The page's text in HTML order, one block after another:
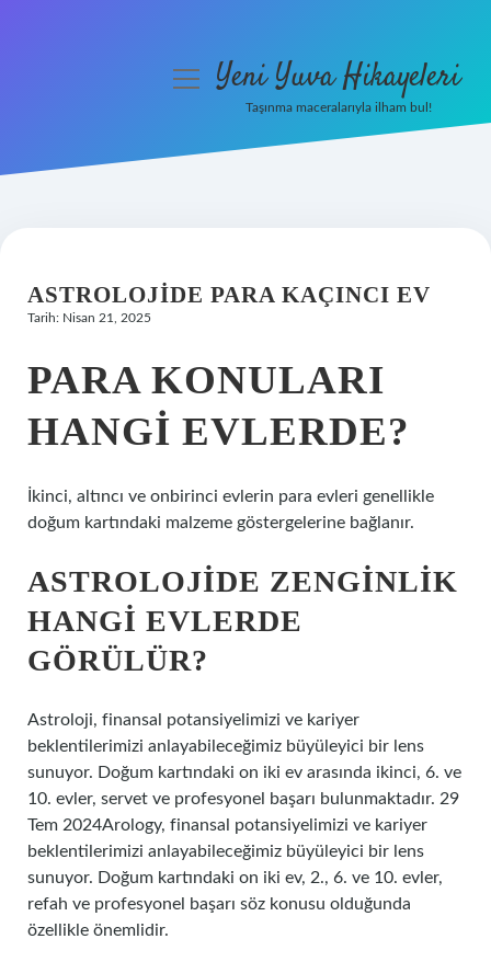
Hakkımızda
menüyüYeni Yuva Hikayeleri
Taşınma maceralarıyla ilham bul!
ASTROLOJIDE PARA KAÇINCI EV
Tarih: Nisan 21, 2025
PARA KONULARI
HANGI EVLERDE?
İkinci, altıncı ve onbirinci evlerin para evleri genellikle
doğum kartındaki malzeme göstergelerine bağlanır.
ASTROLOJIDE ZENGINLIK
HANGI EVLERDE
GÖRÜLÜR?
Astroloji, finansal potansiyelimizi ve kariyer
beklentilerimizi anlayabileceğimiz büyüleyici bir lens
sunuyor. Doğum kartındaki on iki ev arasında ikinci, 6. ve
10. evler, servet ve profesyonel başarı bulunmaktadır. 29
Tem 2024Arology, finansal potansiyelimizi ve kariyer
beklentilerimizi anlayabileceğimiz büyüleyici bir lens
sunuyor. Doğum kartındaki on iki ev, 2., 6. ve 10. evler,
refah ve profesyonel başarı söz konusu olduğunda
özellikle önemlidir.